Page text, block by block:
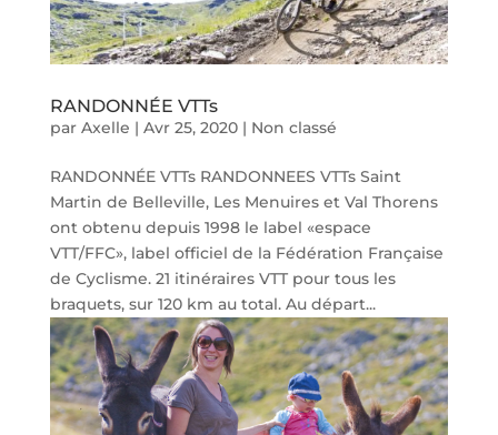
RANDONNÉE VTTs
par Axelle | Avr 25, 2020| Non classé
RANDONNÉE VTTs RANDONNEES VTTs Saint
Martin de Belleville, Les Menuires et Val Thorens
ont obtenu depuis 1998 le label «espace
VTT/FFC», label officiel de la Fédération Française
de Cyclisme. 21 itinéraires VTT pour tous les
braquets, sur 120 km au total. Au départ...